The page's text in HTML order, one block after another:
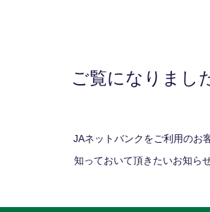
ご覧になりまし
JAネットバンクをご利用のお
知っておいて頂きたいお知らせ